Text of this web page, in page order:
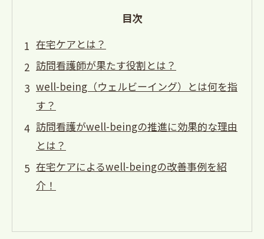
目次
在宅ケアとは？
訪問看護師が果たす役割とは？
well-being（ウェルビーイング）とは何を指
す？
訪問看護がwell-beingの推進に効果的な理由
とは？
在宅ケアによるwell-beingの改善事例を紹
介！